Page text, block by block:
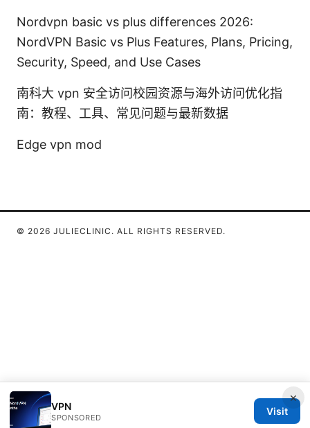
Nordvpn basic vs plus differences 2026:
NordVPN Basic vs Plus Features, Plans, Pricing,
Security, Speed, and Use Cases
南科大 vpn 安全访问校园资源与海外访问优化指
南：教程、工具、常见问题与最新数据
Edge vpn mod
×
VPN
SPONSORED
Visit
© 2026 JULIECLINIC. ALL RIGHTS RESERVED.